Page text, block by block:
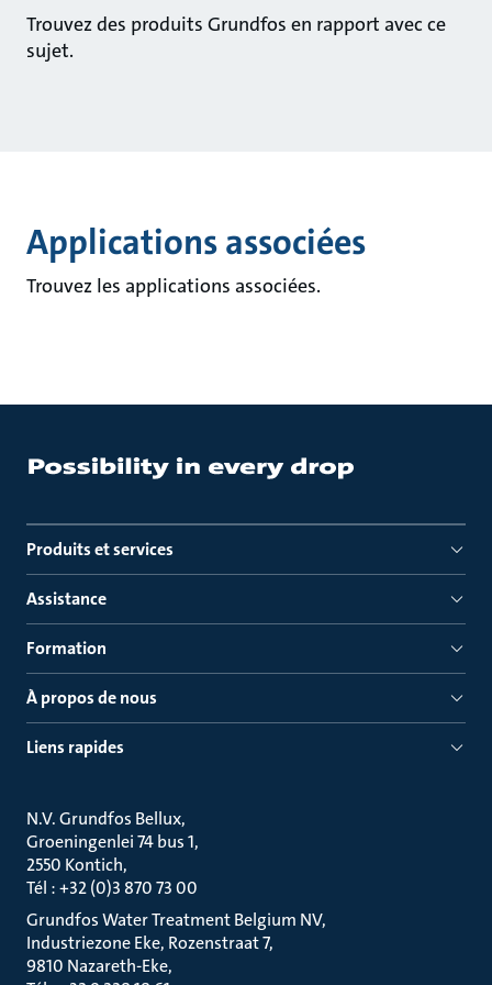
Trouvez des produits Grundfos en rapport avec ce
sujet.
Applications associées
Trouvez les applications associées.
Produits et services
Assistance
Formation
À propos de nous
Liens rapides
N.V. Grundfos Bellux
Groeningenlei 74 bus 1
2550 Kontich
Tél : +32 (0)3 870 73 00
Grundfos Water Treatment Belgium NV
Industriezone Eke, Rozenstraat 7
9810 Nazareth-Eke